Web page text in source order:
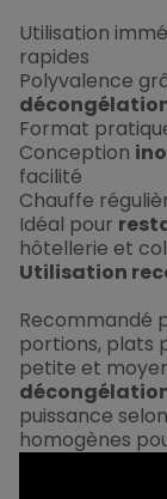
Utilisation
rapides
Polyvalence
Format
Conception
facilité
Chauffe
Idéal pour
hôtellerie et
Utilisation
Recommandé
portions, plats
petite et
puissance
homogènes